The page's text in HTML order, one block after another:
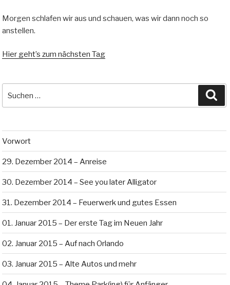
Morgen schlafen wir aus und schauen, was wir dann noch so
anstellen.
Hier geht’s zum nächsten Tag
Vorwort
29. Dezember 2014 – Anreise
30. Dezember 2014 – See you later Alligator
31. Dezember 2014 – Feuerwerk und gutes Essen
01. Januar 2015 – Der erste Tag im Neuen Jahr
02. Januar 2015 – Auf nach Orlando
03. Januar 2015 – Alte Autos und mehr